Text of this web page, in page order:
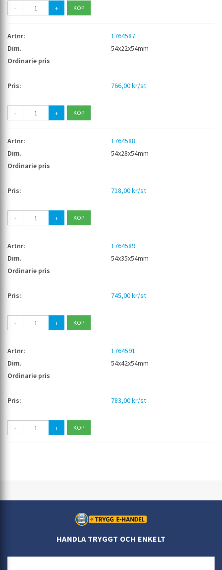
- +
1764587
54x22x54mm
766,00 kr/st
- +
1764588
54x28x54mm
718,00 kr/st
- +
1764589
54x35x54mm
745,00 kr/st
- +
1764591
54x42x54mm
783,00 kr/st
- +
HANDLA TRYGGT OCH ENKELT